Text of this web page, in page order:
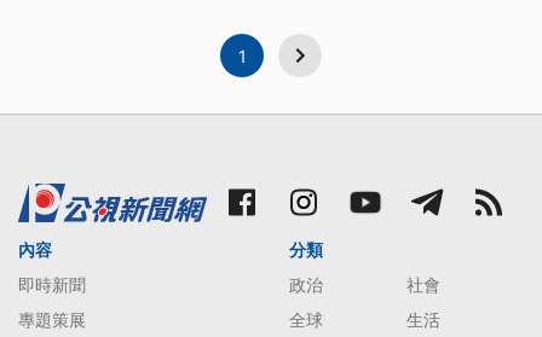
1
內容
即時新聞
專題策展
分類
政治
社會
全球
生活